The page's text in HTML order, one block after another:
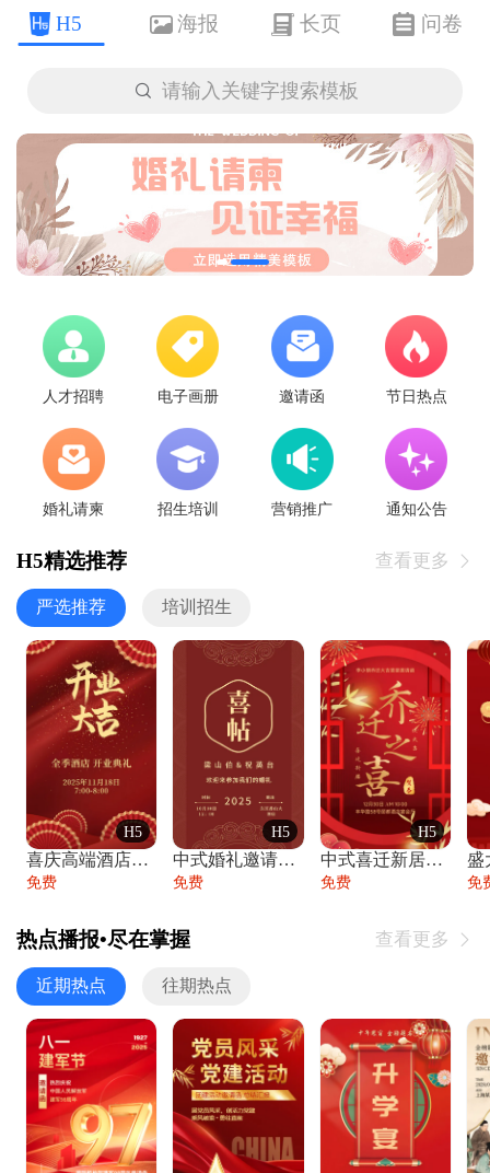
H5 海报 长页 问卷
 请输入关键字搜索模板
人才招聘 电子画册 邀请函 节日热点
婚礼请柬 招生培训 营销推广 通知公告
H5精选推荐 查看更多 
严选推荐 培训招生
H5
喜庆高端酒店开业大吉邀请函
免费
H5
中式婚礼邀请函中国风传统复古婚礼请柬请帖
免费
H5
中式喜迁新居乔迁之喜邀请函宴会请帖
免费 免
热点播报•尽在掌握 查看更多 
近期热点 往期热点